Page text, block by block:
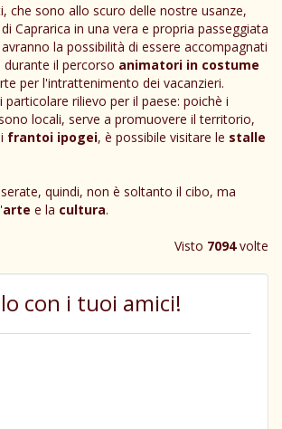
che sono allo scuro delle nostre usanze,
Caprarica in una vera e propria passeggiata
la possibilità di essere accompagnati
il percorso animatori in costume
per l'intrattenimento dei vacanzieri.
particolare rilievo per il paese: poichè i
locali, serve a promuovere il territorio,
frantoi ipogei, è possibile visitare le stalle
quindi, non è soltanto il cibo, ma
arte e la cultura.
Visto 7094volte
con i tuoi amici!